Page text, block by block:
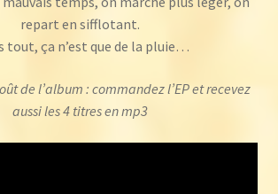
repart en sifflotant.
tout, ça n’est que de la pluie…
de l’album : commandez l’EP et recevez
aussi les 4 titres en mp3